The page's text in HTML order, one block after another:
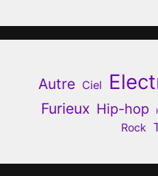
Autre Ciel
Furieux Hip-hop
Rock